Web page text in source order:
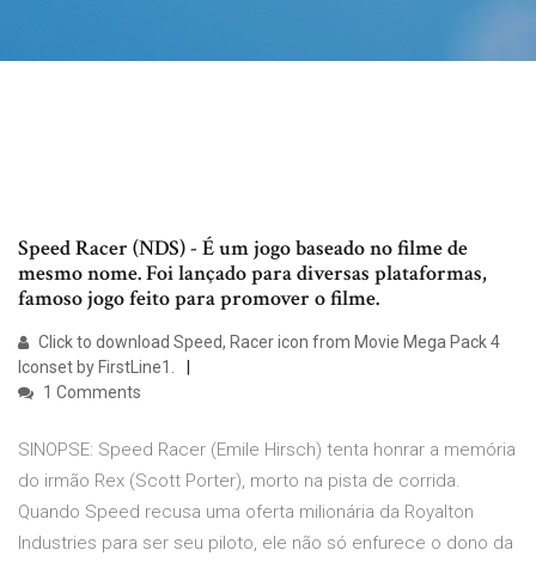
Speed Racer (NDS) - É um jogo baseado no filme de
mesmo nome. Foi lançado para diversas plataformas,
famoso jogo feito para promover o filme.
Click to download Speed, Racer icon from Movie Mega Pack 4
Iconset by FirstLine1.
1 Comments
SINOPSE: Speed Racer (Emile Hirsch) tenta honrar a memória
do irmão Rex (Scott Porter), morto na pista de corrida.
Quando Speed recusa uma oferta milionária da Royalton
Industries para ser seu piloto, ele não só enfurece o dono da